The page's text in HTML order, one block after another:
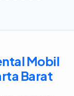
Mobil
Barat